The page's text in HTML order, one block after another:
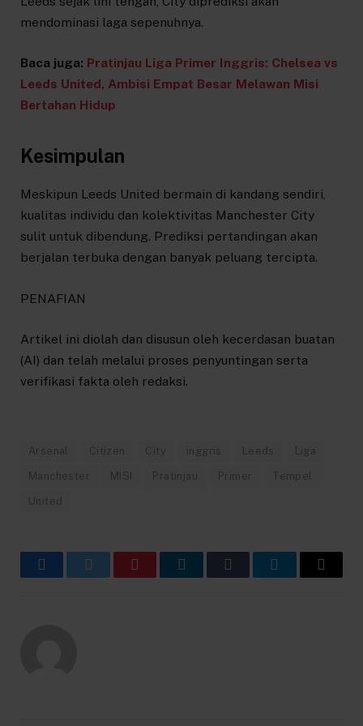
mendominasi laga sepenuhnya.
Baca juga: Pratinjau Liga Primer Inggris: Chelsea vs
Leeds United, Ambisi Empat Besar Melawan Misi
Bertahan Hidup
Kesimpulan
Meskipun Leeds United bermain di kandang sendiri,
kualitas individu dan kolektivitas Manchester City
sulit untuk dibendung. Prediksi pertandingan akan
berjalan terbuka dengan banyak peluang tercipta.
PENAFIAN
Artikel ini diolah dan disusun oleh kecerdasan buatan
(AI) dan telah melalui proses penyuntingan serta
verifikasi fakta oleh redaksi.
Arsenal Citizen City inggris Leeds Liga
Manchester MISI Pratinjau Primer Tempel
United
FacebookTwitter PinterestLinkedInTumblr TelegramEmail